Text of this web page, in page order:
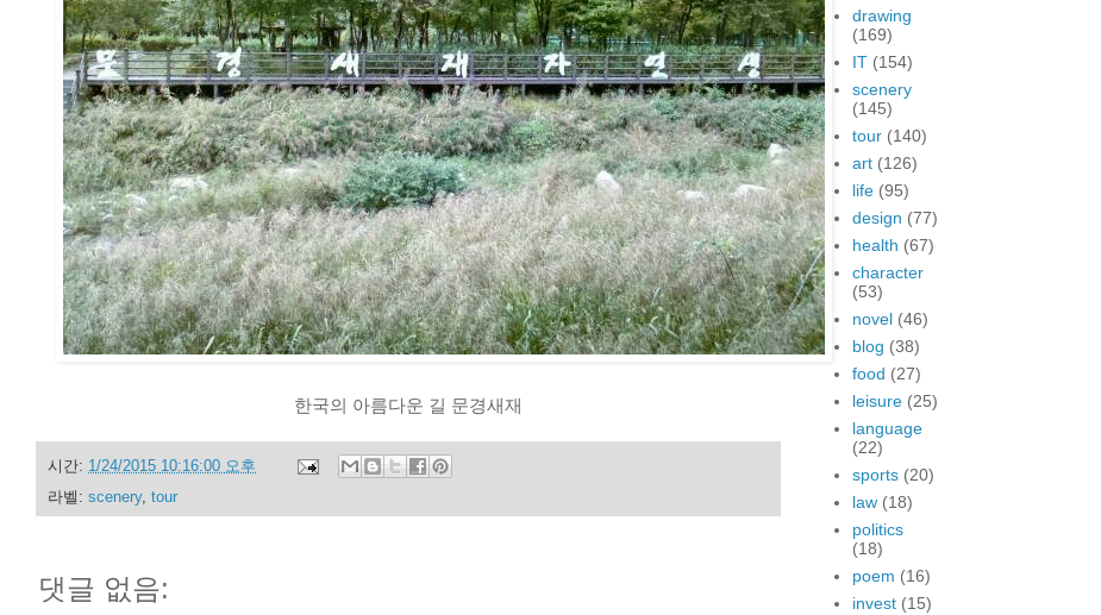
한국의 아름다운 길 문경새재
시간: 1/24/2015 10:16:00 오후
라벨: scenery, tour
댓글 없음:
drawing
(169)
IT (154)
scenery
(145)
tour (140)
art (126)
life (95)
design (77)
health (67)
character
(53)
novel (46)
blog (38)
food (27)
leisure (25)
language
(22)
sports (20)
law (18)
politics
(18)
poem (16)
invest (15)